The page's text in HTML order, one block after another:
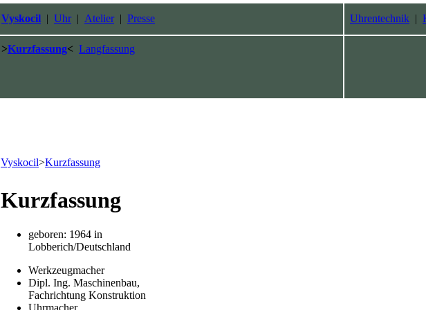
Vyskocil | Uhr| Atelier| Presse Uhrentechnik |
>Kurzfassung< Langfassung
Vyskocil>Kurzfassung
Kurzfassung
geboren: 1964 in
Lobberich/Deutschland
Werkzeugmacher
Dipl. Ing. Maschinenbau,
Fachrichtung Konstruktion
Uhrmacher